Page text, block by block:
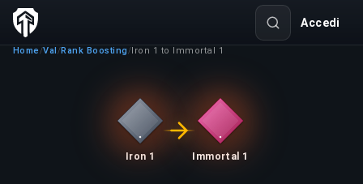
Accedi
Home /Val /Rank Boosting /Iron 1 to Immortal 1
Iron 1 Immortal 1